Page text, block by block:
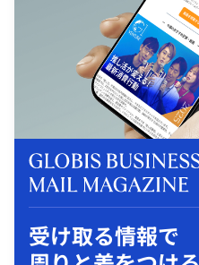
受け取る情報で